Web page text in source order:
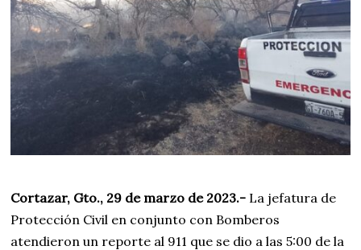
Cortazar, Gto., 29 de marzo de 2023.- La jefatura de
Protección Civil en conjunto con Bomberos
atendieron un reporte al 911 que se dio a las 5:00 de la